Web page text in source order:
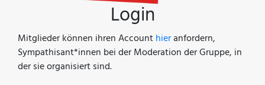
Login
Mitglieder können ihren Accounthieranfordern,
Sympathisant*innen bei der Moderation der Gruppe, in
der sie organisiert sind.